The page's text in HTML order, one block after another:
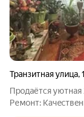
Транзитная улица,1
Продаётся уютнaя
Ремoнт: